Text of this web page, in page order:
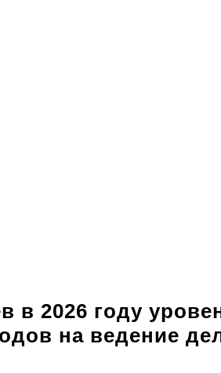
в 2026 году
на ведение